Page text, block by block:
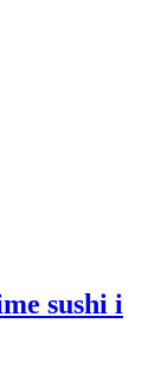
sushi i